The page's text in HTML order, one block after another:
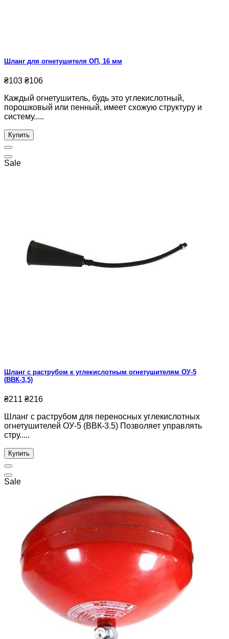
Шланг для огнетушителя ОП, 16 мм
₴103 ₴106
Каждый огнетушитель, будь это углекислотный,
порошковый или пенный, имеет схожую структуру и
систему.....
Купить
Sale
Шланг с раструбом к углекислотным огнетушителям ОУ-5
(ВВК-3,5)
₴211 ₴216
Шланг с раструбом для переносных углекислотных
огнетушителей ОУ-5 (ВВК-3.5) Позволяет управлять
стру.....
Купить
Sale